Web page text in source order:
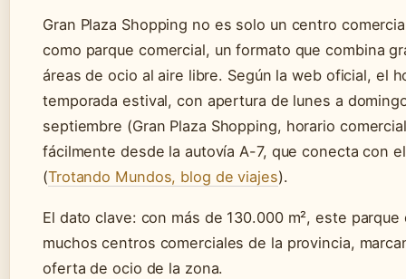
Gran Plaza Shopping no es solo un centro
como parque comercial, un formato que combina
áreas de ocio al aire libre. Según la web oficial, el
temporada estival, con apertura de lunes a
septiembre (Gran Plaza Shopping, horario
fácilmente desde la autovía A-7, que conecta con
(Trotando Mundos, blog de viajes).
El dato clave: con más de 130.000 m², este
muchos centros comerciales de la provincia,
oferta de ocio de la zona.